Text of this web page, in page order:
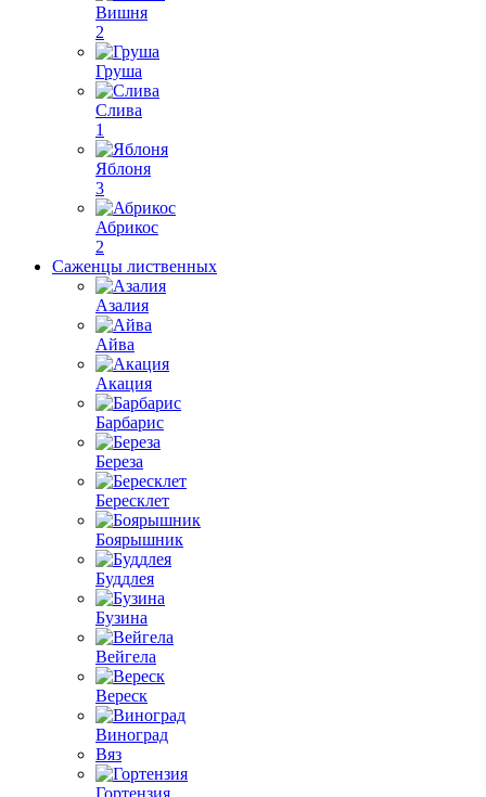
Вишня
2
Груша
Слива
1
Яблоня
3
Абрикос
2
Саженцы лиственных
Азалия
Айва
Акация
Барбарис
Береза
Бересклет
Боярышник
Буддлея
Бузина
Вейгела
Вереск
Виноград
Вяз
Гортензия